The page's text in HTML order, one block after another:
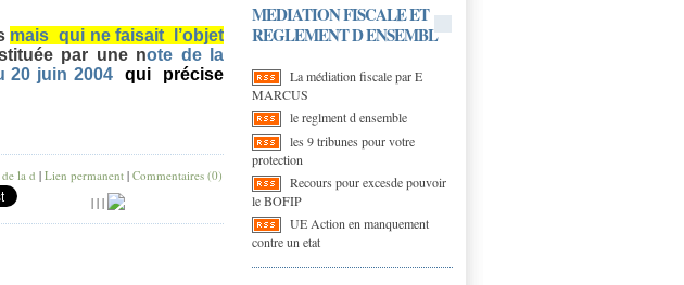
MEDIATION FISCALE ET
REGLEMENT D ENSEMBL
La médiation fiscale par E
MARCUS
le reglment d ensemble
les 9 tribunes pour votre
protection
Recours pour excesde pouvoir
le BOFIP
UE Action en manquement
contre un etat
mais qui ne faisait l’objet
par une note de la
20 juin 2004
qui précise
la d | Lien permanent | Commentaires (0)
| | |